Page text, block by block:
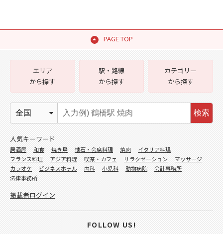
PAGE TOP
エリア
から探す
駅・路線
から探す
カテゴリー
から探す
検索
人気キーワード
居酒屋 和食 焼き鳥 懐石・会席料理 焼肉
イタリア料理
フランス料理
アジア料理 喫茶・カフェ リラクゼーション
マッサージ
カラオケ
ビジネスホテル 内科 小児科 動物病院
会計事務所
法律事務所
掲載者ログイン
FOLLOW US!